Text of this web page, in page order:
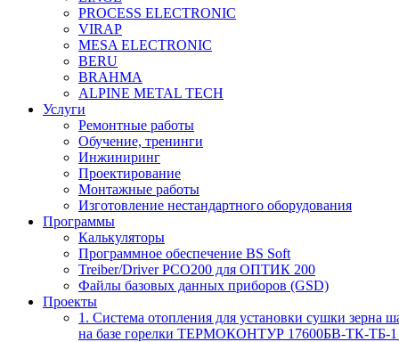
PROCESS ELECTRONIC
VIRAP
MESA ELECTRONIC
BERU
BRAHMA
ALPINE METAL TECH
Услуги
Ремонтные работы
Обучение, тренинги
Инжиниринг
Проектирование
Монтажные работы
Изготовление нестандартного оборудования
Программы
Калькуляторы
Программное обеспечение BS Soft
Treiber/Driver PCO200 для ОПТИК 200
Файлы базовых данных приборов (GSD)
Проекты
1. Система отопления для установки сушки зерна
на базе горелки ТЕРМОКОНТУР 17600БВ-ТК-ТБ-1